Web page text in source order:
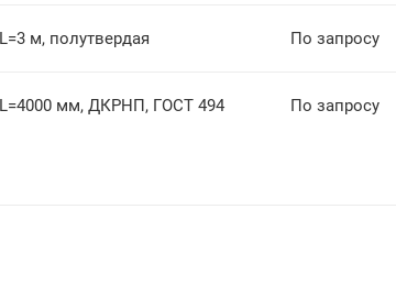
L=3 м, полутвердая По запросу
L=4000 мм, ДКРНП, ГОСТ 494 По запросу